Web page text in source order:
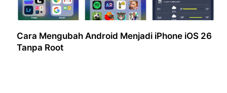
Cara Mengubah Android Menjadi iPhone iOS 26
Tanpa Root